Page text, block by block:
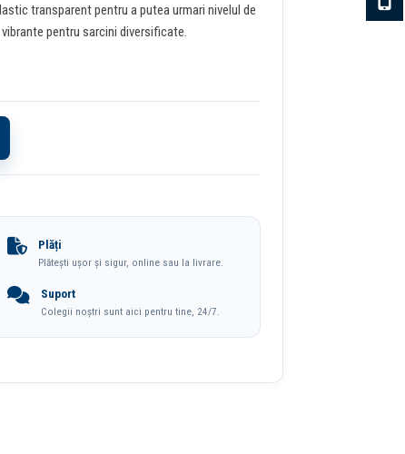
transparent pentru a putea urmari nivelul de
pentru sarcini diversificate.
Plăți
Plătești ușor și sigur, online sau la livrare.
Suport
Colegii noștri sunt aici pentru tine, 24/7.